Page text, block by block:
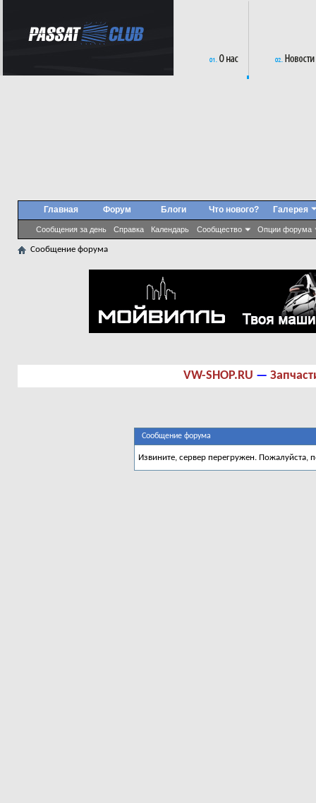
Главная Форум
Сообщения за день Справка Календарь Сообщество Опции форума
Блоги Что нового? Галерея
Сообщение форума
VW-SHOP.RU —
Сообщение форума
Извините, сервер перегружен. Пожалуйста,